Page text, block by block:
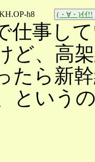
h8 (・∀・)ｲｲ!!
仕事し
ど、高
たら新
という